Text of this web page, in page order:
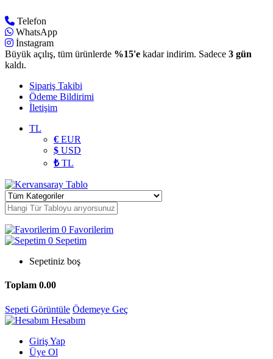
Telefon
WhatsApp
İnstagram
Büyük açılış, tüm ürünlerde %15'e kadar indirim. Sadece 3 gün
kaldı.
Sipariş Takibi
Ödeme Bildirimi
İletişim
TL
€ EUR
$ USD
₺TL
0 Favorilerim
0 Sepetim
Sepetiniz boş
Toplam 0.00
Sepeti Görüntüle Ödemeye Geç
Hesabım
Giriş Yap
Üye Ol